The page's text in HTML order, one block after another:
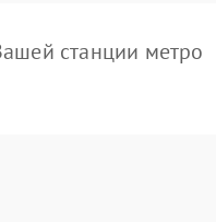
станции метро